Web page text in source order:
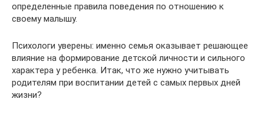
определенные правила поведения по отношению к
своему малышу.
Психологи уверены: именно семья оказывает решающее
влияние на формирование детской личности и сильного
характера у ребенка. Итак, что же нужно учитывать
родителям при воспитании детей с самых первых дней
жизни?